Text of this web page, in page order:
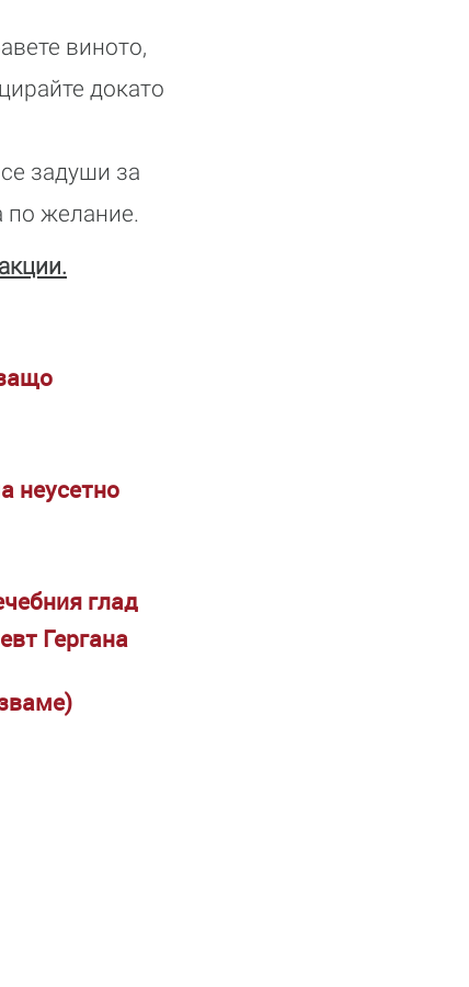
виното,
докато
задуши за
по желание.
неусетно
глад
Гергана